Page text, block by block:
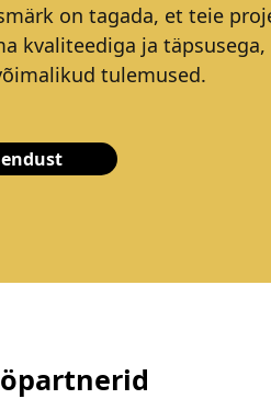
on tagada, et teie
kvaliteediga ja täpsusega,
tulemused.